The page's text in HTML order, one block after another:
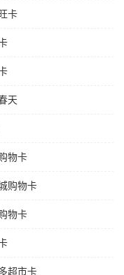
卡
天
物卡
购物卡
物卡
超市卡